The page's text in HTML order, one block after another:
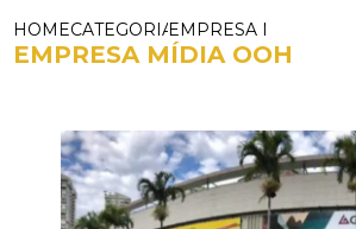
HOMECATEGORIASEMPRESA MIDIA OOH
EMPRESA MÍDIA OOH